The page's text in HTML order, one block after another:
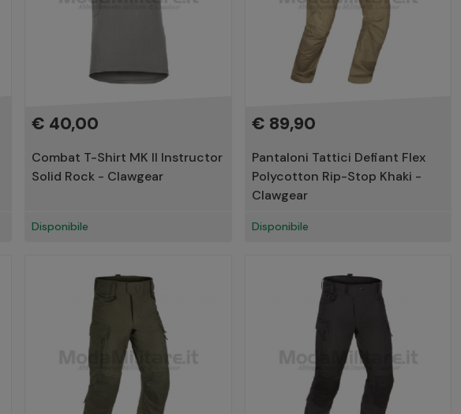
€ 40,00
Combat T-Shirt MK II Instructor
Solid Rock - Clawgear
Disponibile
€ 89,90
Pantaloni Tattici Defiant Flex
Polycotton Rip-Stop Khaki -
Clawgear
Disponibile